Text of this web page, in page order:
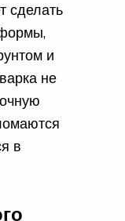
сделать
и
не
в